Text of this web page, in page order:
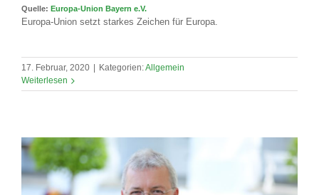
Quelle: Europa-Union Bayern e.V.
Europa-Union setzt starkes Zeichen für Europa.
17. Februar, 2020 Kategorien:Allgemein
Weiterlesen